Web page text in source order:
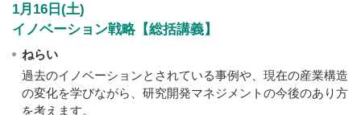
1月16日(土)
イノベーション戦略【総括講義】
ねらい
過去のイノベーションとされている事例や、現在の産業構造
の変化を学びながら、研究開発マネジメントの今後のあり方
を考えます。